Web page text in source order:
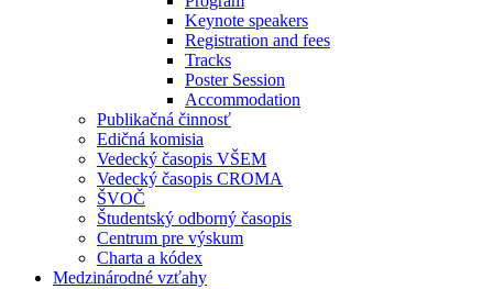
Keynote speakers
Registration and fees
Tracks
Poster Session
Accommodation
Publikačná činnosť
Edičná komisia
Vedecký časopis VŠEM
Vedecký časopis CROMA
ŠVOČ
Študentský odborný časopis
Centrum pre výskum
Charta a kódex
Medzinárodné vzťahy